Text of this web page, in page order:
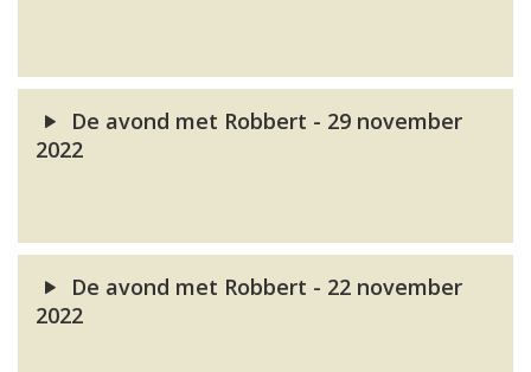
De avond met Robbert - 29 november
2022
De avond met Robbert - 22 november
2022